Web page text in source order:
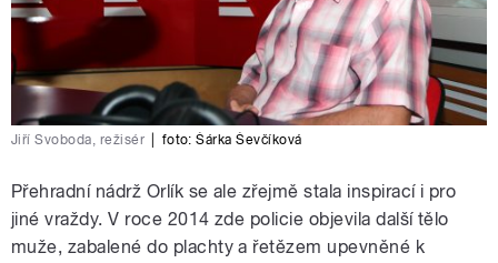
Jiří Svoboda, režisér foto:Šárka Ševčíková
Přehradní nádrž Orlík se ale zřejmě stala inspirací i pro
jiné vraždy. V roce 2014 zde policie objevila další tělo
muže, zabalené do plachty a řetězem upevněné k